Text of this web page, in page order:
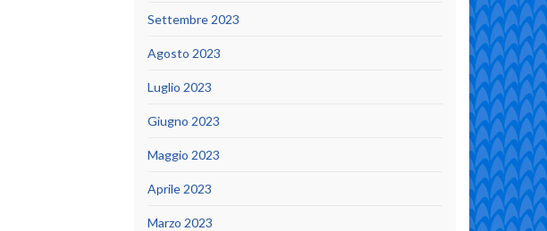
Settembre 2023
Agosto 2023
Luglio 2023
Giugno 2023
Maggio 2023
Aprile 2023
Marzo 2023